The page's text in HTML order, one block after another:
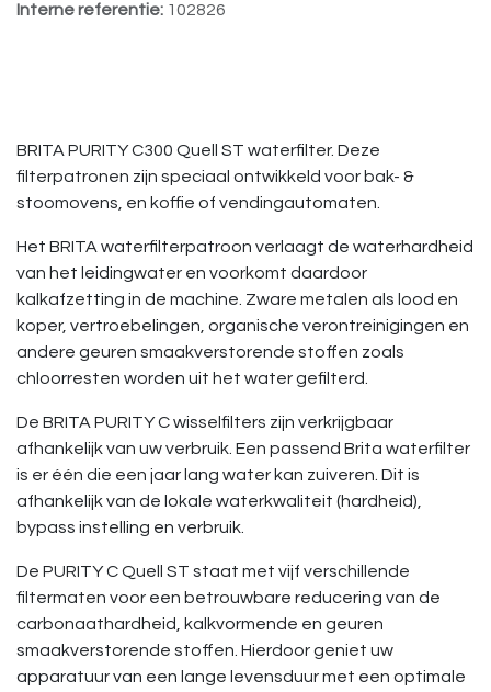
Interne referentie: 102826
BRITA PURITY C300 Quell ST waterfilter. Deze
filterpatronen zijn speciaal ontwikkeld voor bak- &
stoomovens, en koffie of vendingautomaten.
Het BRITA waterfilterpatroon verlaagt de waterhardheid
van het leidingwater en voorkomt daardoor
kalkafzetting in de machine. Zware metalen als lood en
koper, vertroebelingen, organische verontreinigingen en
andere geuren smaakverstorende stoffen zoals
chloorresten worden uit het water gefilterd.
De BRITA PURITY C wisselfilters zijn verkrijgbaar
afhankelijk van uw verbruik. Een passend Brita waterfilter
is er één die een jaar lang water kan zuiveren. Dit is
afhankelijk van de lokale waterkwaliteit (hardheid),
bypass instelling en verbruik.
De PURITY C Quell ST staat met vijf verschillende
filtermaten voor een betrouwbare reducering van de
carbonaathardheid, kalkvormende en geuren
smaakverstorende stoffen. Hierdoor geniet uw
apparatuur van een lange levensduur met een optimale